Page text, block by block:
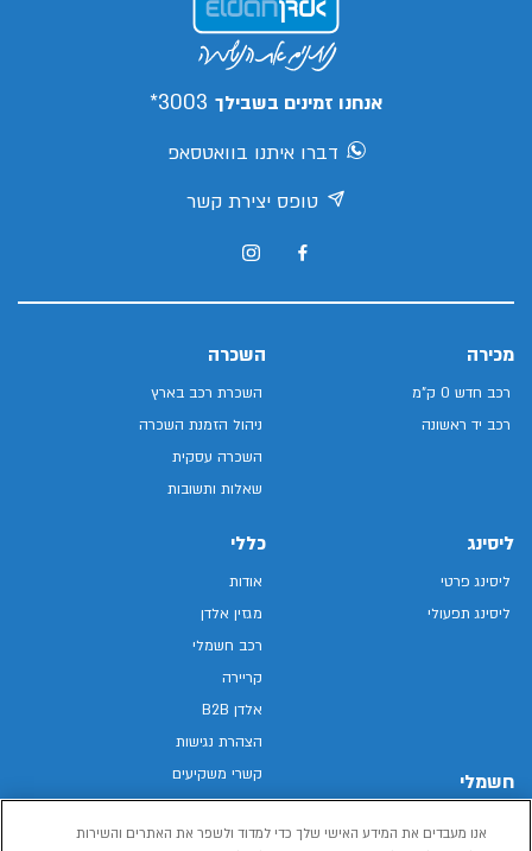
אנחנו זמינים בשבילך 3003*
דברו איתנו בוואטסאפ
טופס יצירת קשר
מכירה
רכב חדש 0 ק"מ
רכב יד ראשונה
השכרה
השכרת רכב בארץ
ניהול הזמנת השכרה
השכרה עסקית
שאלות ותשובות
ליסינג
ליסינג פרטי
ליסינג תפעולי
חשמלי
כללי
אודות
מגזין אלדן
רכב חשמלי
קריירה
אלדן B2B
הצהרת נגישות
קשרי משקיעים
מפת האתר
מדיניות פרטיות
אנו מעבדים את המידע האישי שלך כדי למדוד ולשפר את האתרים והשירות